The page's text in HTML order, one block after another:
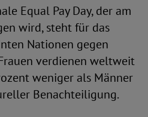
Equal Pay Day, der am
wird, steht für das
Nationen gegen
verdienen weltweit
weniger als Männer
Benachteiligung.